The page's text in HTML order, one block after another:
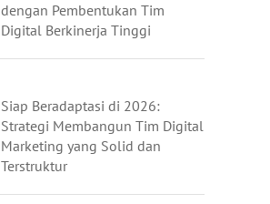
dengan Pembentukan Tim
Digital Berkinerja Tinggi
Siap Beradaptasi di 2026:
Strategi Membangun Tim Digital
Marketing yang Solid dan
Terstruktur